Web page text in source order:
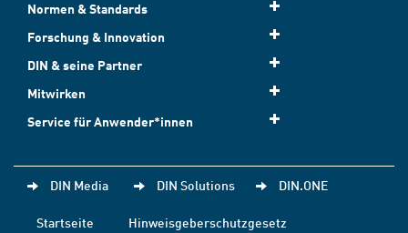
Normen & Standards
Forschung & Innovation
DIN & seine Partner
Mitwirken
Service für Anwender*innen
DIN Media DIN Solutions DIN.ONE
Startseite
Hinweisgeberschutzgesetz